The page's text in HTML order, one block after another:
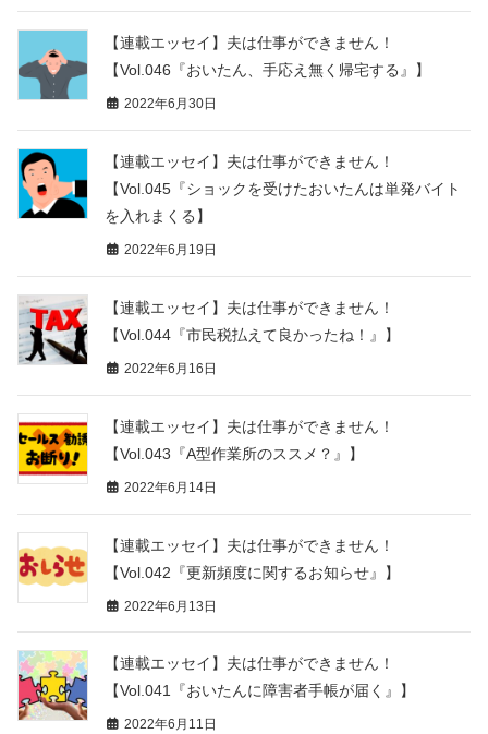
【連載エッセイ】夫は仕事ができません！
【Vol.046『おいたん、手応え無く帰宅する』】
2022年6月30日
【連載エッセイ】夫は仕事ができません！
【Vol.045『ショックを受けたおいたんは単発バイト
を入れまくる】
2022年6月19日
【連載エッセイ】夫は仕事ができません！
【Vol.044『市民税払えて良かったね！』】
2022年6月16日
【連載エッセイ】夫は仕事ができません！
【Vol.043『A型作業所のススメ？』】
2022年6月14日
【連載エッセイ】夫は仕事ができません！
【Vol.042『更新頻度に関するお知らせ』】
2022年6月13日
【連載エッセイ】夫は仕事ができません！
【Vol.041『おいたんに障害者手帳が届く』】
2022年6月11日